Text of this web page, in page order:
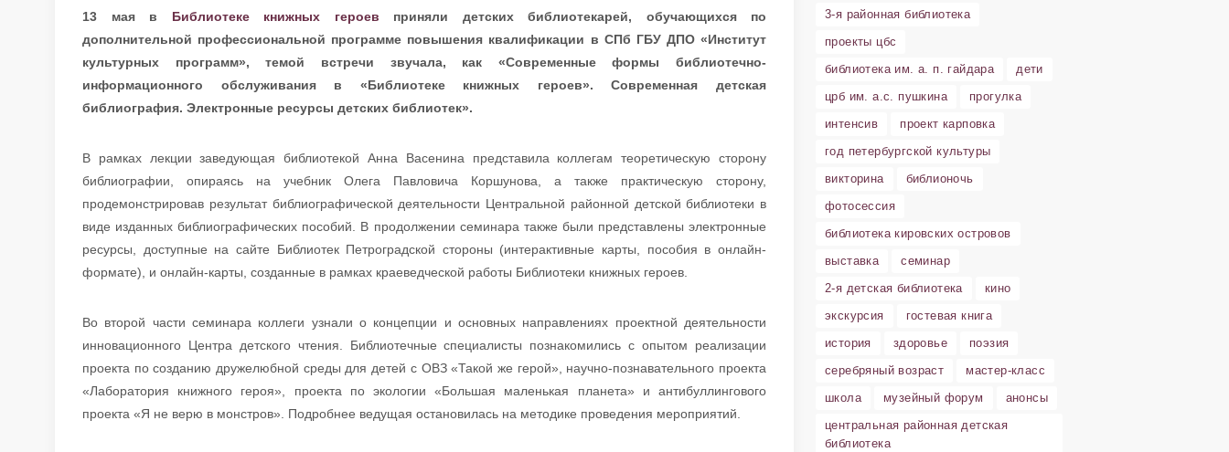
13 мая в Библиотеке книжных героев приняли детских библиотекарей, обучающихся по
дополнительной профессиональной программе повышения квалификации в СПб ГБУ ДПО «Институт
культурных программ», темой встречи звучала, как «Современные формы библиотечно-
информационного обслуживания в «Библиотеке книжных героев». Современная детская
библиография. Электронные ресурсы детских библиотек».
В рамках лекции заведующая библиотекой Анна Васенина представила коллегам теоретическую сторону
библиографии, опираясь на учебник Олега Павловича Коршунова, а также практическую сторону,
продемонстрировав результат библиографической деятельности Центральной районной детской библиотеки в
виде изданных библиографических пособий. В продолжении семинара также были представлены электронные
ресурсы, доступные на сайте Библиотек Петроградской стороны (интерактивные карты, пособия в онлайн-
формате), и онлайн-карты, созданные в рамках краеведческой работы Библиотеки книжных героев.
Во второй части семинара коллеги узнали о концепции и основных направлениях проектной деятельности
инновационного Центра детского чтения. Библиотечные специалисты познакомились с опытом реализации
проекта по созданию дружелюбной среды для детей с ОВЗ «Такой же герой», научно-познавательного проекта
«Лаборатория книжного героя», проекта по экологии «Большая маленькая планета» и антибуллингового
проекта «Я не верю в монстров». Подробнее ведущая остановилась на методике проведения мероприятий.
3-я районная библиотека
проекты цбс
библиотека им. а. п. гайдара
дети
црб им. а.с. пушкина
прогулка
интенсив
проект карповка
год петербургской культуры
викторина
библионочь
фотосессия
библиотека кировских островов
выставка
семинар
2-я детская библиотека
кино
экскурсия
гостевая книга
история
здоровье
поэзия
серебряный возраст
мастер-класс
школа
музейный форум
анонсы
центральная районная детская
библиотека